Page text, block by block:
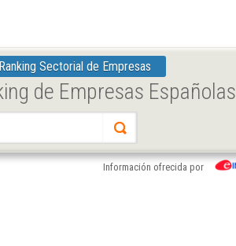
Ranking Sectorial de Empresas
de Empresas Españolas
Información ofrecida por